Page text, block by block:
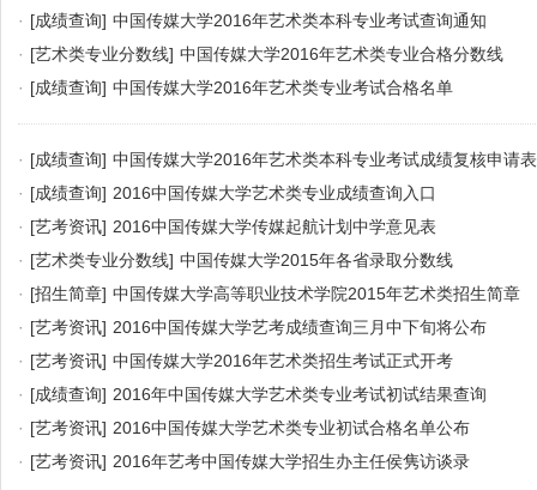
· [成绩查询] 中国传媒大学2016年艺术类本科专业考试查询通知
· [艺术类专业分数线] 中国传媒大学2016年艺术类专业合格分数线
· [成绩查询] 中国传媒大学2016年艺术类专业考试合格名单
· [成绩查询] 中国传媒大学2016年艺术类本科专业考试成绩复核申请表
· [成绩查询] 2016中国传媒大学艺术类专业成绩查询入口
· [艺考资讯] 2016中国传媒大学传媒起航计划中学意见表
· [艺术类专业分数线] 中国传媒大学2015年各省录取分数线
· [招生简章] 中国传媒大学高等职业技术学院2015年艺术类招生简章
· [艺考资讯] 2016中国传媒大学艺考成绩查询三月中下旬将公布
· [艺考资讯] 中国传媒大学2016年艺术类招生考试正式开考
· [成绩查询] 2016年中国传媒大学艺术类专业考试初试结果查询
· [艺考资讯] 2016中国传媒大学艺术类专业初试合格名单公布
· [艺考资讯] 2016年艺考中国传媒大学招生办主任侯隽访谈录